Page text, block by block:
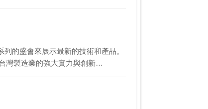
的盛會來展示最新的技術和產品。
灣製造業的強大實力與創新…